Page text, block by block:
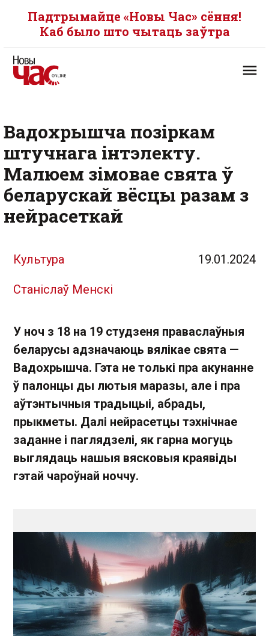
Падтрымайце «Новы Час» сёння!
Каб было што чытаць заўтра
Вадохрышча позіркам
штучнага інтэлекту.
Малюем зімовае свята ў
беларускай вёсцы разам з
нейрасеткай
Культура 19.01.2024
Станіслаў Менскі
У ноч з 18 на 19 студзеня праваслаўныя
беларусы адзначаюць вялікае свята —
Вадохрышча. Гэта не толькі пра акунанне
ў палонцы ды лютыя маразы, але і пра
аўтэнтычныя традыцыі, абрады,
прыкметы. Далі нейрасетцы тэхнічнае
заданне і паглядзелі, як гарна могуць
выглядаць нашыя вясковыя краявіды
гэтай чароўнай ноччу.